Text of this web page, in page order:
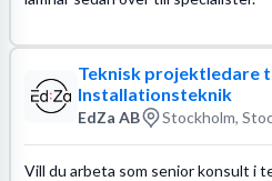
Teknisk projektledare
Installationsteknik
EdZa AB Stockholm,
Vill du arbeta som senior konsult i